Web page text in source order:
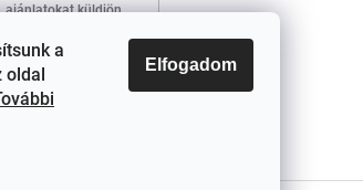
a
oldal
Elfogadom
ajánlatokat küldjön.
elolvastam.
hogy a
bármikor